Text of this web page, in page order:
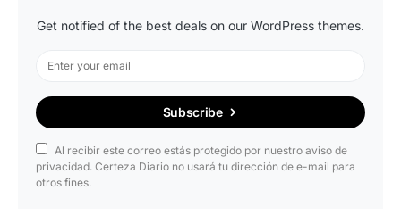
Get notified of the best deals on our WordPress themes.
Subscribe
Al recibir este correo estás protegido por nuestro aviso de
privacidad. Certeza Diario no usará tu dirección de e-mail para
otros fines.